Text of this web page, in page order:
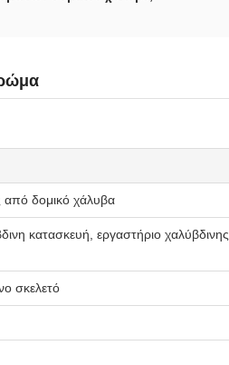
από δομικό χάλυβα
κατασκευή, εργαστήριο χαλύβδινης
σκελετό